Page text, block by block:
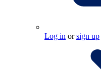
Log in orsign up